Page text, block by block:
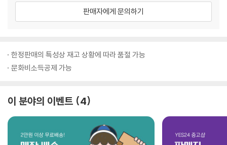
판매자에게 문의하기
한정판매의 특성상 재고 상황에 따라 품절 가능
문화비소득공제 가능
이 분야의 이벤트 4